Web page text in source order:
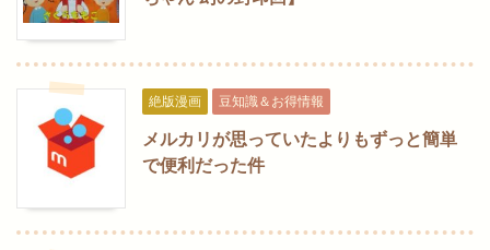
絶版漫画 豆知識＆お得情報
メルカリが思っていたよりもずっと簡単
で便利だった件